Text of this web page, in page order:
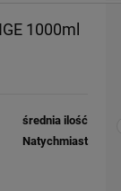
1000ml
średnia ilość
Natychmiast